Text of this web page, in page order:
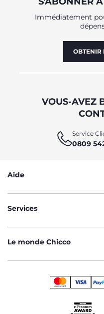
Immédiatement
OBTENIR
VOUS-AVEZ
Service
0809
Aide
Services
Le monde Chicco